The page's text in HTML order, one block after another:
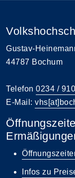
Gustav-
44787 Bochum
Telefon 0234 /
E-Mail:
Infos zu